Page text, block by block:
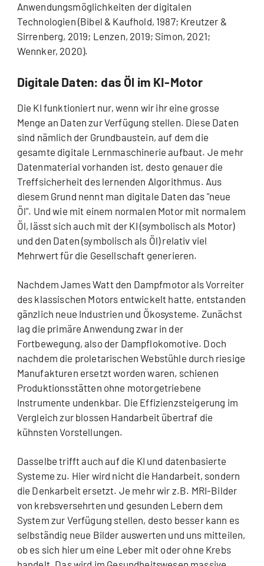
Anwendungsmöglichkeiten der digitalen
Technologien (Bibel & Kaufhold, 1987; Kreutzer &
Sirrenberg, 2019; Lenzen, 2019; Simon, 2021;
Wennker, 2020).
Digitale Daten: das Öl im KI-Motor
Die KI funktioniert nur, wenn wir ihr eine grosse
Menge an Daten zur Verfügung stellen. Diese Daten
sind nämlich der Grundbaustein, auf dem die
gesamte digitale Lernmaschinerie aufbaut. Je mehr
Datenmaterial vorhanden ist, desto genauer die
Treffsicherheit des lernenden Algorithmus. Aus
diesem Grund nennt man digitale Daten das "neue
Öl". Und wie mit einem normalen Motor mit normalem
Öl, lässt sich auch mit der KI (symbolisch als Motor)
und den Daten (symbolisch als Öl) relativ viel
Mehrwert für die Gesellschaft generieren.
Nachdem James Watt den Dampfmotor als Vorreiter
des klassischen Motors entwickelt hatte, entstanden
gänzlich neue Industrien und Ökosysteme. Zunächst
lag die primäre Anwendung zwar in der
Fortbewegung, also der Dampflokomotive. Doch
nachdem die proletarischen Webstühle durch riesige
Manufakturen ersetzt worden waren, schienen
Produktionsstätten ohne motorgetriebene
Instrumente undenkbar. Die Effizienzsteigerung im
Vergleich zur blossen Handarbeit übertraf die
kühnsten Vorstellungen.
Dasselbe trifft auch auf die KI und datenbasierte
Systeme zu. Hier wird nicht die Handarbeit, sondern
die Denkarbeit ersetzt. Je mehr wir z.B. MRI-Bilder
von krebsversehrten und gesunden Lebern dem
System zur Verfügung stellen, desto besser kann es
selbständig neue Bilder auswerten und uns mitteilen,
ob es sich hier um eine Leber mit oder ohne Krebs